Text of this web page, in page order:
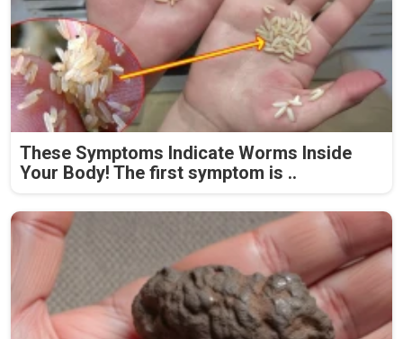
These Symptoms Indicate Worms Inside
Your Body! The first symptom is ..